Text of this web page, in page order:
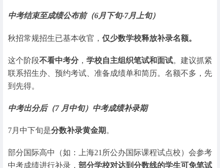
中考结束至成绩公布前（6月下旬-7月上旬）
秋招常规招生已基本收官， 仅少数学校释放补录名额。
这个阶段不看中考分， 学校自主组织笔试和面试。建议抓紧
联系招生办、预约考试、准备成绩单和简历。名额不多，先
到先得。
中考出分后（7 月中旬）中考成绩补录期
7月中下旬是分数补录黄金期 。
部分国际高中（如：上海21所公办国际课程试点校）会参考
中考成绩进行补录， 部分学校对达到分数线的学生可免笔试